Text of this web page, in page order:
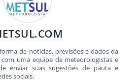
de notícias, previsões e dados da
uma equipe de meteorologistas e
enviar suas sugestões de pauta e
sociais.